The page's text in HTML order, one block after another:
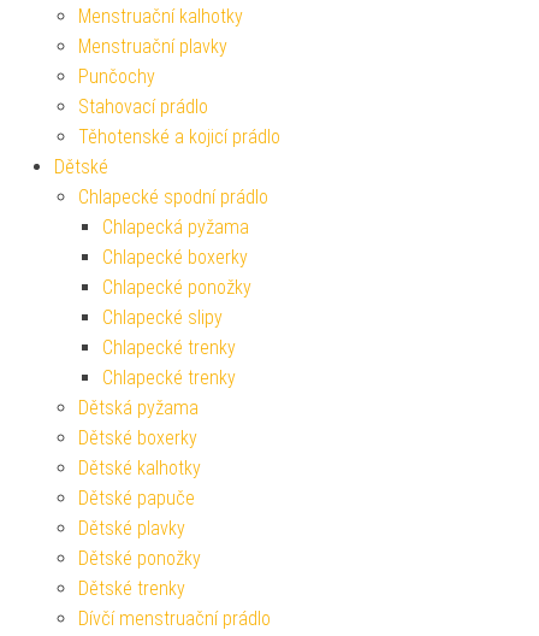
Menstruační kalhotky
Menstruační plavky
Punčochy
Stahovací prádlo
Těhotenské a kojicí prádlo
Dětské
Chlapecké spodní prádlo
Chlapecká pyžama
Chlapecké boxerky
Chlapecké ponožky
Chlapecké slipy
Chlapecké trenky
Chlapecké trenky
Dětská pyžama
Dětské boxerky
Dětské kalhotky
Dětské papuče
Dětské plavky
Dětské ponožky
Dětské trenky
Dívčí menstruační prádlo